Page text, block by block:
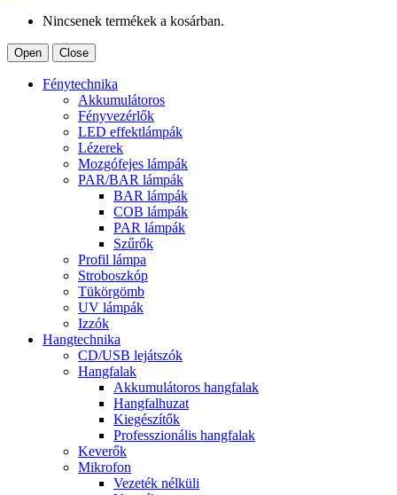
Nincsenek termékek a kosárban.
Open Close
Fénytechnika
Akkumulátoros
Fényvezérlők
LED effektlámpák
Lézerek
Mozgófejes lámpák
PAR/BAR lámpák
BAR lámpák
COB lámpák
PAR lámpák
Szűrők
Profil lámpa
Stroboszkóp
Tükörgömb
UV lámpák
Izzók
Hangtechnika
CD/USB lejátszók
Hangfalak
Akkumulátoros hangfalak
Hangfalhuzat
Kiegészítők
Professzionális hangfalak
Keverők
Mikrofon
Vezeték nélküli